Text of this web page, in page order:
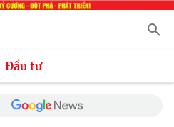
Đầu tư